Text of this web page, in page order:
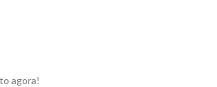
agora!